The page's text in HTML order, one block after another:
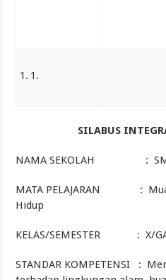
SILABUS
NAMA SEKOLAH :
MATA PELAJARAN :
Hidup
KELAS/SEMESTER : X/
STANDAR KOMPETENSI :